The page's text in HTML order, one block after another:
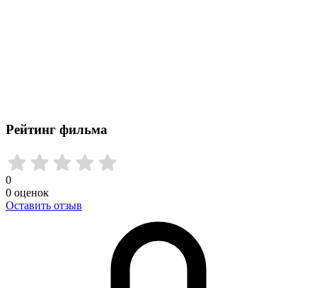
Рейтинг фильма
0
0 оценок
Оставить отзыв